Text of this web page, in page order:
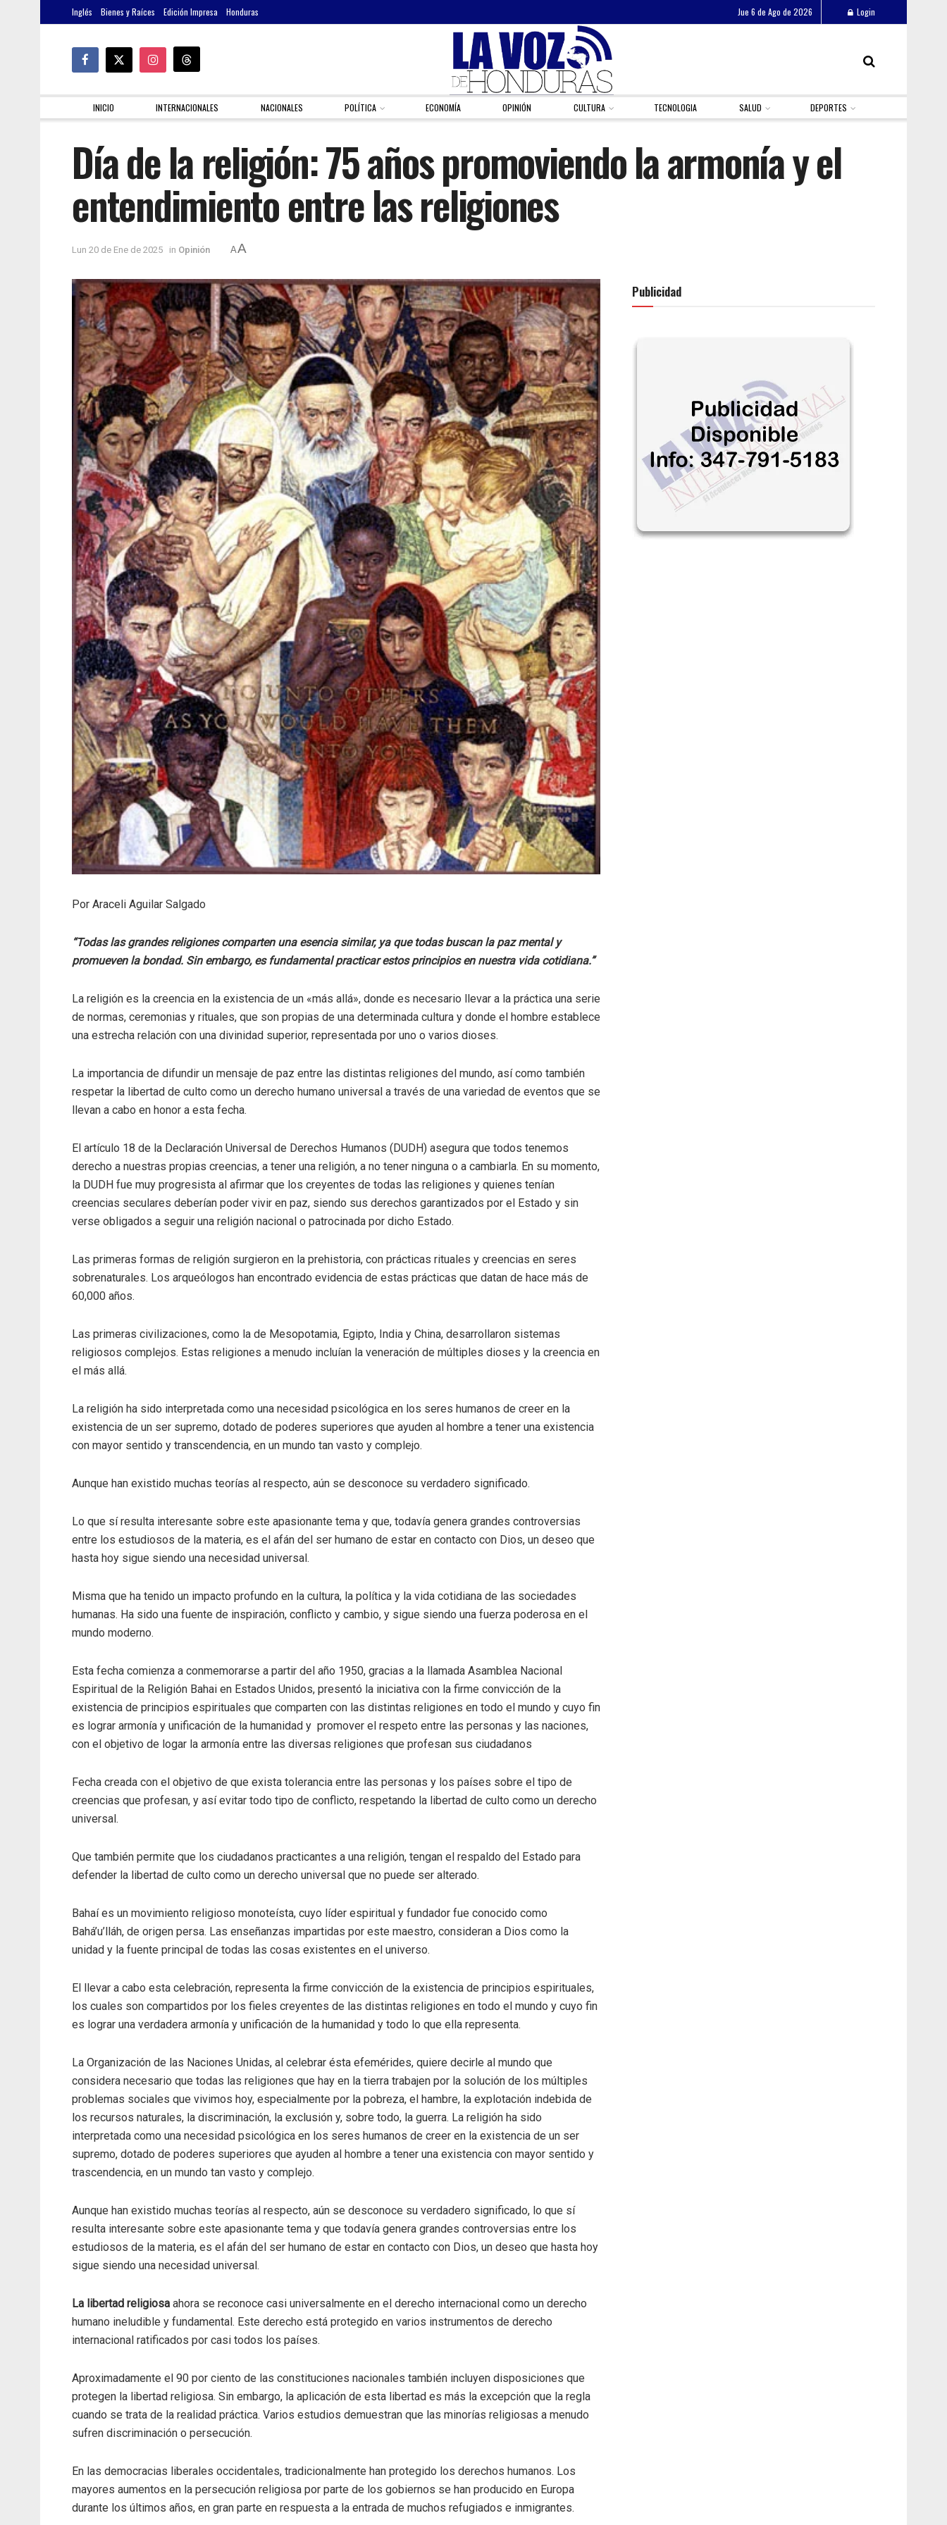
Inglés Bienes y Raíces Edición Impresa Honduras Jue 6 de Ago de 2026 Login
INICIO INTERNACIONALES NACIONALES POLÍTICA ECONOMÍA OPINIÓN CULTURA TECNOLOGIA SALUD DEPORTES
Día de la religión: 75 años promoviendo la armonía y el
entendimiento entre las religiones
Lun 20 de Ene de 2025 in Opinión AA
Por Araceli Aguilar Salgado
“Todas las grandes religiones comparten una esencia similar, ya que todas buscan la paz mental y
promueven la bondad. Sin embargo, es fundamental practicar estos principios en nuestra vida cotidiana.”
La religión es la creencia en la existencia de un «más allá», donde es necesario llevar a la práctica una serie
de normas, ceremonias y rituales, que son propias de una determinada cultura y donde el hombre establece
una estrecha relación con una divinidad superior, representada por uno o varios dioses.
La importancia de difundir un mensaje de paz entre las distintas religiones del mundo, así como también
respetar la libertad de culto como un derecho humano universal a través de una variedad de eventos que se
llevan a cabo en honor a esta fecha.
El artículo 18 de la Declaración Universal de Derechos Humanos (DUDH) asegura que todos tenemos
derecho a nuestras propias creencias, a tener una religión, a no tener ninguna o a cambiarla. En su momento,
la DUDH fue muy progresista al afirmar que los creyentes de todas las religiones y quienes tenían
creencias seculares deberían poder vivir en paz, siendo sus derechos garantizados por el Estado y sin
verse obligados a seguir una religión nacional o patrocinada por dicho Estado.
Las primeras formas de religión surgieron en la prehistoria, con prácticas rituales y creencias en seres
sobrenaturales. Los arqueólogos han encontrado evidencia de estas prácticas que datan de hace más de
60,000 años.
Las primeras civilizaciones, como la de Mesopotamia, Egipto, India y China, desarrollaron sistemas
religiosos complejos. Estas religiones a menudo incluían la veneración de múltiples dioses y la creencia en
el más allá.
La religión ha sido interpretada como una necesidad psicológica en los seres humanos de creer en la
existencia de un ser supremo, dotado de poderes superiores que ayuden al hombre a tener una existencia
con mayor sentido y transcendencia, en un mundo tan vasto y complejo.
Aunque han existido muchas teorías al respecto, aún se desconoce su verdadero significado.
Lo que sí resulta interesante sobre este apasionante tema y que, todavía genera grandes controversias
entre los estudiosos de la materia, es el afán del ser humano de estar en contacto con Dios, un deseo que
hasta hoy sigue siendo una necesidad universal.
Misma que ha tenido un impacto profundo en la cultura, la política y la vida cotidiana de las sociedades
humanas. Ha sido una fuente de inspiración, conflicto y cambio, y sigue siendo una fuerza poderosa en el
mundo moderno.
Esta fecha comienza a conmemorarse a partir del año 1950, gracias a la llamada Asamblea Nacional
Espiritual de la Religión Bahai en Estados Unidos, presentó la iniciativa con la firme convicción de la
existencia de principios espirituales que comparten con las distintas religiones en todo el mundo y cuyo fin
es lograr armonía y unificación de la humanidad y promover el respeto entre las personas y las naciones,
con el objetivo de logar la armonía entre las diversas religiones que profesan sus ciudadanos
Fecha creada con el objetivo de que exista tolerancia entre las personas y los países sobre el tipo de
creencias que profesan, y así evitar todo tipo de conflicto, respetando la libertad de culto como un derecho
universal.
Que también permite que los ciudadanos practicantes a una religión, tengan el respaldo del Estado para
defender la libertad de culto como un derecho universal que no puede ser alterado.
Bahaí es un movimiento religioso monoteísta, cuyo líder espiritual y fundador fue conocido como
Bahá’u’lláh, de origen persa. Las enseñanzas impartidas por este maestro, consideran a Dios como la
unidad y la fuente principal de todas las cosas existentes en el universo.
El llevar a cabo esta celebración, representa la firme convicción de la existencia de principios espirituales,
los cuales son compartidos por los fieles creyentes de las distintas religiones en todo el mundo y cuyo fin
es lograr una verdadera armonía y unificación de la humanidad y todo lo que ella representa.
La Organización de las Naciones Unidas, al celebrar ésta efemérides, quiere decirle al mundo que
considera necesario que todas las religiones que hay en la tierra trabajen por la solución de los múltiples
problemas sociales que vivimos hoy, especialmente por la pobreza, el hambre, la explotación indebida de
los recursos naturales, la discriminación, la exclusión y, sobre todo, la guerra. La religión ha sido
interpretada como una necesidad psicológica en los seres humanos de creer en la existencia de un ser
supremo, dotado de poderes superiores que ayuden al hombre a tener una existencia con mayor sentido y
trascendencia, en un mundo tan vasto y complejo.
Aunque han existido muchas teorías al respecto, aún se desconoce su verdadero significado, lo que sí
resulta interesante sobre este apasionante tema y que todavía genera grandes controversias entre los
estudiosos de la materia, es el afán del ser humano de estar en contacto con Dios, un deseo que hasta hoy
sigue siendo una necesidad universal.
La libertad religiosa ahora se reconoce casi universalmente en el derecho internacional como un derecho
humano ineludible y fundamental. Este derecho está protegido en varios instrumentos de derecho
internacional ratificados por casi todos los países.
Aproximadamente el 90 por ciento de las constituciones nacionales también incluyen disposiciones que
protegen la libertad religiosa. Sin embargo, la aplicación de esta libertad es más la excepción que la regla
cuando se trata de la realidad práctica. Varios estudios demuestran que las minorías religiosas a menudo
sufren discriminación o persecución.
En las democracias liberales occidentales, tradicionalmente han protegido los derechos humanos. Los
mayores aumentos en la persecución religiosa por parte de los gobiernos se han producido en Europa
durante los últimos años, en gran parte en respuesta a la entrada de muchos refugiados e inmigrantes.
Publicidad